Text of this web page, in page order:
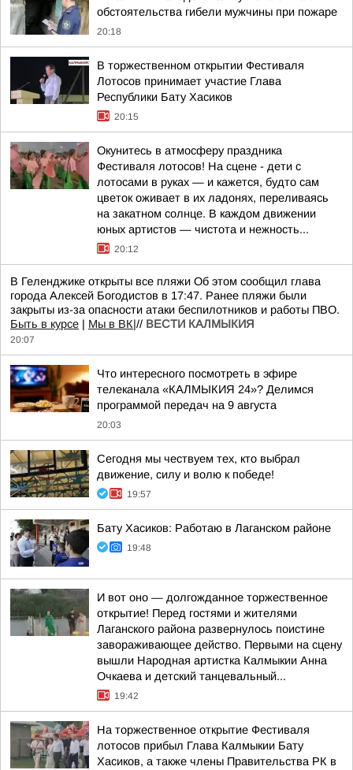
обстоятельства гибели мужчины при пожаре
20:18
В торжественном открытии Фестиваля
Лотосов принимает участие Глава
Республики Бату Хасиков
20:15
Окунитесь в атмосферу праздника
Фестиваля лотосов! На сцене - дети с
лотосами в руках — и кажется, будто сам
цветок оживает в их ладонях, переливаясь
на закатном солнце. В каждом движении
юных артистов — чистота и нежность...
20:12
В Геленджике открыты все пляжи Об этом сообщил глава
города Алексей Богодистов в 17:47. Ранее пляжи были
закрыты из-за опасности атаки беспилотников и работы ПВО.
Быть в курсе | Мы в ВК|// ВЕСТИ КАЛМЫКИЯ
20:07
Что интересного посмотреть в эфире
телеканала «КАЛМЫКИЯ 24»? Делимся
программой передач на 9 августа
20:03
Сегодня мы чествуем тех, кто выбрал
движение, силу и волю к победе!
19:57
Бату Хасиков: Работаю в Лаганском районе
19:48
И вот оно — долгожданное торжественное
открытие! Перед гостями и жителями
Лаганского района развернулось поистине
завораживающее действо. Первыми на сцену
вышли Народная артистка Калмыкии Анна
Очкаева и детский танцевальный...
19:42
На торжественное открытие Фестиваля
лотосов прибыл Глава Калмыкии Бату
Хасиков, а также члены Правительства РК в